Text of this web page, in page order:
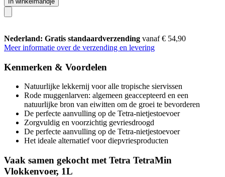
Nederland: Gratis standaardverzending vanaf € 54,90
Meer informatie over de verzending en levering
Kenmerken & Voordelen
Natuurlijke lekkernij voor alle tropische siervissen
Rode muggenlarven: algemeen geaccepteerd en een
natuurlijke bron van eiwitten om de groei te bevorderen
De perfecte aanvulling op de Tetra-nietjestoevoer
Zorgvuldig en voorzichtig gevriesdroogd
De perfecte aanvulling op de Tetra-nietjestoevoer
Het ideale alternatief voor diepvriesproducten
Vaak samen gekocht met Tetra TetraMin
Vlokkenvoer, 1L